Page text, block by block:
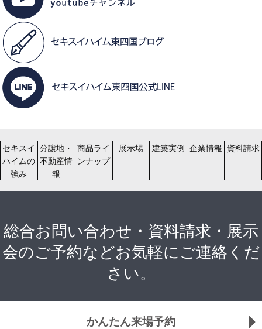
セキスイ
ハイムの
強み
分譲地・
不動産情
報
商品ライ
ンナップ
展示場 建築実例 企業情報 資料請求
総合お問い合わせ・資料請求・展示
会のご予約などお気軽にご連絡くだ
さい。
かんたん来場予約